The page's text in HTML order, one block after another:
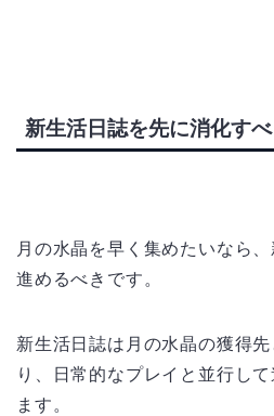
新生活日誌を先に消化す
月の水晶を早く集めたいなら
進めるべきです。
新生活日誌は月の水晶の獲得
り、日常的なプレイと並行し
ます。